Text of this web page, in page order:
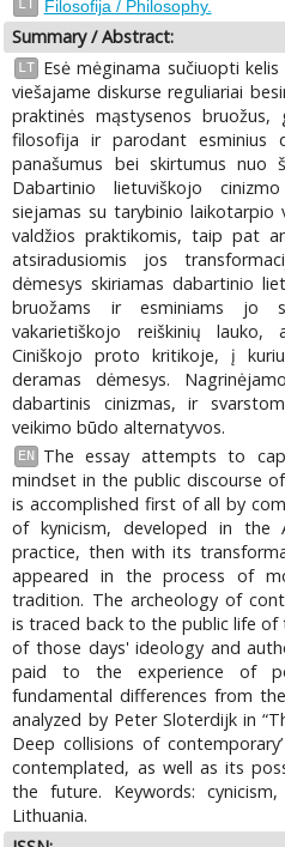
LT Filosofija / Philosophy.
Summary / Abstract:
LT
Esė mėginama sučiuopti
viešajame diskurse reguliariai
praktinės mąstysenos
filosofija ir parodant esminius
panašumus bei skirtumus nuo
Dabartinio lietuviškojo
siejamas su tarybinio laikotarpio
valdžios praktikomis, taip pat
atsiradusiomis jos
dėmesys skiriamas dabartinio
bruožams ir esminiams jo
vakarietiškojo reiškinių lauko,
Ciniškojo proto kritikoje, į
deramas dėmesys.
dabartinis cinizmas, ir
veikimo būdo alternatyvos.
EN
The essay attempts to
mindset in the public discourse
is accomplished first of all by
of kynicism, developed in the
practice, then with its
appeared in the process of
tradition. The archeology of
is traced back to the public life
of those days' ideology and
paid to the experience of
fundamental differences from
analyzed by Peter Sloterdijk in
Deep collisions of
contemplated, as well as its
the future. Keywords:
Lithuania.